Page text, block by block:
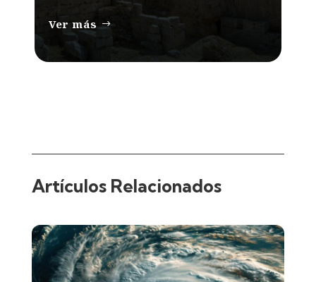
Ver más
Artículos Relacionados